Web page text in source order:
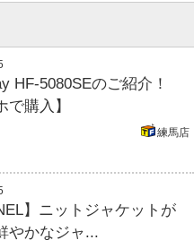
HF-5080SEのご紹介！
で購入】
練馬店
】ニットジャケットが
やかなジャ...